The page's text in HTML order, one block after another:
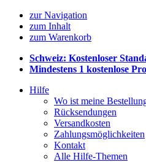
zur Navigation
zum Inhalt
zum Warenkorb
Schweiz: Kostenloser
Mindestens 1 kostenlose
Hilfe
Wo ist meine
Rücksendungen
Versandkosten
Zahlungsmöglichkeiten
Kontakt
Alle Hilfe-Themen